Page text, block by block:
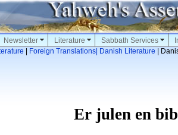
Newsletter Literature Sabbath Services
Foreign Translations| Danish Literature |
Er julen en